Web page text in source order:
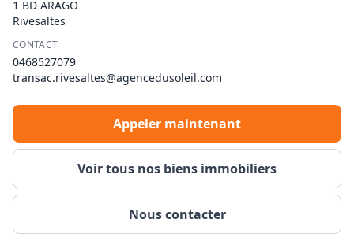
1 BD ARAGO
Rivesaltes
CONTACT
0468527079
transac.rivesaltes@agencedusoleil.com
Appeler maintenant
Voir tous nos biens immobiliers
Nous contacter